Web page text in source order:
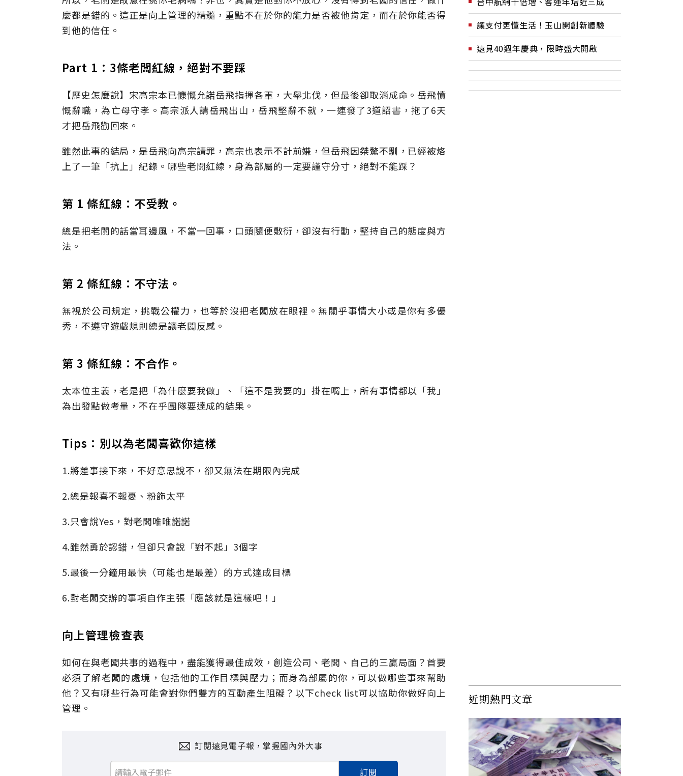
麼都是錯的。這正是向上管理的精髓，重點不在於你的能力是否被他肯定，而在於你能否得
到他的信任。
Part 1：3條老闆紅線，絕對不要踩
【歷史怎麼說】宋高宗本已慷慨允諾岳飛指揮各軍，大舉北伐，但最後卻取消成命。岳飛憤
慨辭職，為亡母守孝。高宗派人請岳飛出山，岳飛堅辭不就，一連發了3道詔書，拖了6天
才把岳飛勸回來。
雖然此事的結局，是岳飛向高宗請罪，高宗也表示不計前嫌，但岳飛因桀驁不馴，已經被烙
上了一筆「抗上」紀錄。哪些老闆紅線，身為部屬的一定要謹守分寸，絕對不能踩？
第 1 條紅線：不受教。
總是把老闆的話當耳邊風，不當一回事，口頭隨便敷衍，卻沒有行動，堅持自己的態度與方
法。
第 2 條紅線：不守法。
無視於公司規定，挑戰公權力，也等於沒把老闆放在眼裡。無關乎事情大小或是你有多優
秀，不遵守遊戲規則總是讓老闆反感。
第 3 條紅線：不合作。
太本位主義，老是把「為什麼要我做」、「這不是我要的」掛在嘴上，所有事情都以「我」
為出發點做考量，不在乎團隊要達成的結果。
Tips：別以為老闆喜歡你這樣
1.將差事接下來，不好意思說不，卻又無法在期限內完成
2.總是報喜不報憂、粉飾太平
3.只會說Yes，對老闆唯唯諾諾
4.雖然勇於認錯，但卻只會說「對不起」3個字
5.最後一分鐘用最快（可能也是最差）的方式達成目標
6.對老闆交辦的事項自作主張「應該就是這樣吧！」
向上管理檢查表
如何在與老闆共事的過程中，盡能獲得最佳成效，創造公司、老闆、自己的三贏局面？首要
必須了解老闆的處境，包括他的工作目標與壓力；而身為部屬的你，可以做哪些事來幫助
他？又有哪些行為可能會對你們雙方的互動產生阻礙？以下check list可以協助你做好向上
管理。
訂閱遠見電子報，掌握國內外大事
訂閱
讓支付更懂生活！玉山開創新體驗
遠見40週年慶典，限時盛大開啟
近期熱門文章